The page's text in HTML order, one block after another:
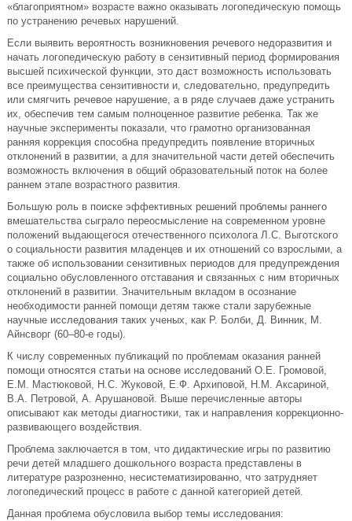
«благоприятном» возрасте важно оказывать логопедическую помощь
по устранению речевых нарушений.
Если выявить вероятность возникновения речевого недоразвития и
начать логопедическую работу в сензитивный период формирования
высшей психической функции, это даст возможность использовать
все преимущества сензитивности и, следовательно, предупредить
или смягчить речевое нарушение, а в ряде случаев даже устранить
их, обеспечив тем самым полноценное развитие ребенка. Так же
научные эксперименты показали, что грамотно организованная
ранняя коррекция способна предупредить появление вторичных
отклонений в развитии, а для значительной части детей обеспечить
возможность включения в общий образовательный поток на более
раннем этапе возрастного развития.
Большую роль в поиске эффективных решений проблемы раннего
вмешательства сыграло переосмысление на современном уровне
положений выдающегося отечественного психолога Л.С. Выготского
о социальности развития младенцев и их отношений со взрослыми, а
также об использовании сензитивных периодов для предупреждения
социально обусловленного отставания и связанных с ним вторичных
отклонений в развитии. Значительным вкладом в осознание
необходимости ранней помощи детям также стали зарубежные
научные исследования таких ученых, как Р. Болби, Д. Винник, М.
Айнсворг (60–80-е годы).
К числу современных публикаций по проблемам оказания ранней
помощи относятся статьи на основе исследований О.Е. Громовой,
Е.М. Мастюковой, Н.С. Жуковой, Е.Ф. Архиповой, Н.М. Аксариной,
В.А. Петровой, А. Арушановой. Выше перечисленные авторы
описывают как методы диагностики, так и направления коррекционно-
развивающего воздействия.
Проблема заключается в том, что дидактические игры по развитию
речи детей младшего дошкольного возраста представлены в
литературе разрозненно, несистематизированно, что затрудняет
логопедический процесс в работе с данной категорией детей.
Данная проблема обусловила выбор темы исследования: